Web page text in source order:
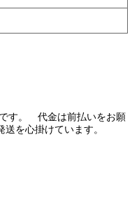
す。 代金は前払いをお願
を心掛けています。